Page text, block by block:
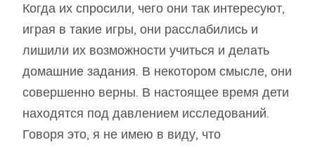
Когда их спросили, чего они так интересуют,
играя в такие игры, они расслабились и
лишили их возможности учиться и делать
домашние задания. В некотором смысле, они
совершенно верны. В настоящее время дети
находятся под давлением исследований.
Говоря это, я не имею в виду, что